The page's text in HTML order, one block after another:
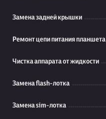
Замена задней крышки
Ремонт цепи питания планшета
Чистка аппарата от жидкости
Замена flash-лотка
Замена sim-лотка